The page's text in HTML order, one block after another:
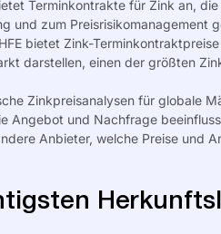
Terminkontrakte für Zink an,
und zum Preisrisikomanagement
bietet Zink-
darstellen, einen der größten
Zinkpreisanalysen für globale
Angebot und Nachfrage
Anbieter, welche Preise und